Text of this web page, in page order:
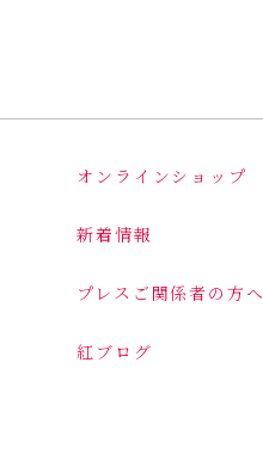
オンラインショップ
新着情報
プレスご関係者の方へ
紅ブログ